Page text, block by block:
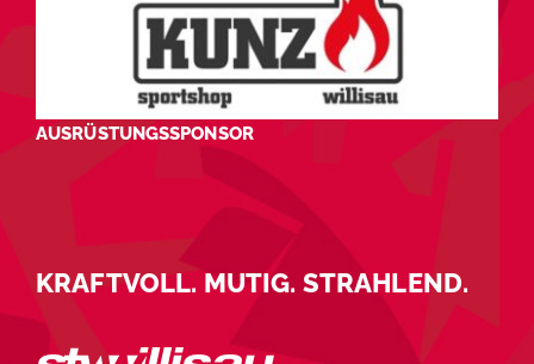
AUSRÜSTUNGSSPONSOR
KRAFTVOLL. MUTIG. STRAHLEND.